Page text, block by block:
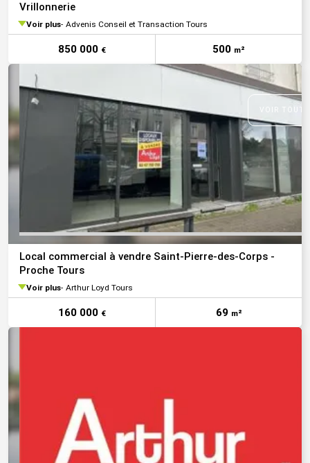
Vrillonnerie
Voir plus Advenis Conseil et Transaction Tours
850 000 € 500 m²
VOIR
Local commercial à vendre Saint-Pierre-des-Corps -
Proche Tours
Voir plus Arthur Loyd Tours
160 000 € 69 m²